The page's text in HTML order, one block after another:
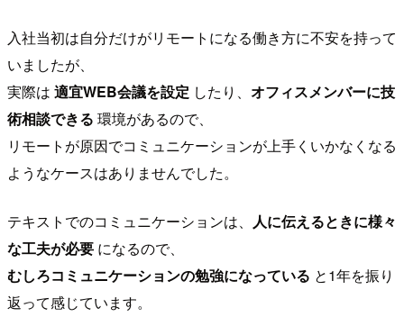
入社当初は自分だけがリモートになる働き方に不安を持って
いましたが、
実際は 適宜WEB会議を設定 したり、 オフィスメンバーに技
術相談できる 環境があるので、
リモートが原因でコミュニケーションが上手くいかなくなる
ようなケースはありませんでした。
テキストでのコミュニケーションは、
人に伝えるときに様々
な工夫が必要 になるので、
むしろコミュニケーションの勉強になっている と1年を振り
返って感じています。